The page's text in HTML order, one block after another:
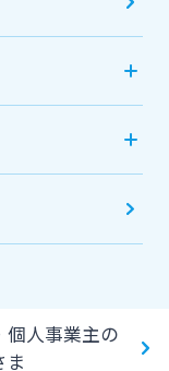
個人事業主の
ま